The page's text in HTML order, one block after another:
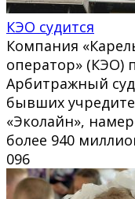
КЭО судится
Компания
оператор» (КЭО)
Арбитражный
бывших
«Эколайн»,
более 940
096